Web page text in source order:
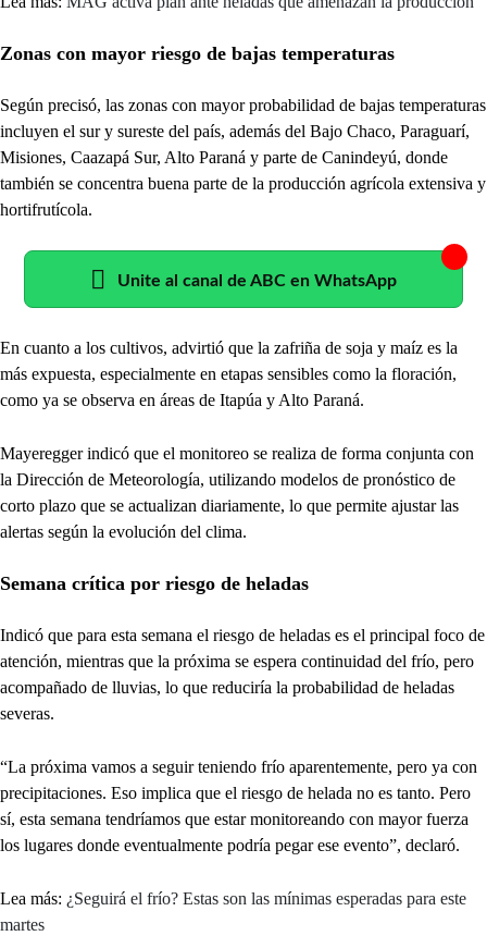
Zonas con mayor riesgo de bajas temperaturas
Según precisó, las zonas con mayor probabilidad de bajas temperaturas
incluyen el sur y sureste del país, además del Bajo Chaco, Paraguarí,
Misiones, Caazapá Sur, Alto Paraná y parte de Canindeyú, donde
también se concentra buena parte de la producción agrícola extensiva y
hortifrutícola.
Unite al canal de ABC en WhatsApp
En cuanto a los cultivos, advirtió que la zafriña de soja y maíz es la
más expuesta, especialmente en etapas sensibles como la floración,
como ya se observa en áreas de Itapúa y Alto Paraná.
Mayeregger indicó que el monitoreo se realiza de forma conjunta con
la Dirección de Meteorología, utilizando modelos de pronóstico de
corto plazo que se actualizan diariamente, lo que permite ajustar las
alertas según la evolución del clima.
Semana crítica por riesgo de heladas
Indicó que para esta semana el riesgo de heladas es el principal foco de
atención, mientras que la próxima se espera continuidad del frío, pero
acompañado de lluvias, lo que reduciría la probabilidad de heladas
severas.
“La próxima vamos a seguir teniendo frío aparentemente, pero ya con
precipitaciones. Eso implica que el riesgo de helada no es tanto. Pero
sí, esta semana tendríamos que estar monitoreando con mayor fuerza
los lugares donde eventualmente podría pegar ese evento”, declaró.
Lea más: ¿Seguirá el frío? Estas son las mínimas esperadas para este
martes